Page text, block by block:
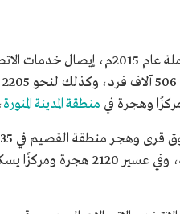
منطقة المدينة المنورة